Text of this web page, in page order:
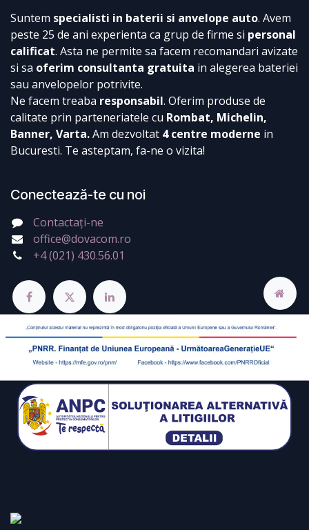
Suntem specialisti in baterii si anvelope auto. Avem
peste 25 de ani experienta ca grup de firme si personal
calificat. Asta ne permite sa facem recomandari avizate
si sa oferim consultanta gratuita in alegerea bateriei
sau anvelopelor potrivite.
Ne facem treaba responsabil. Oferim produse de
calitate prin parteneriatele cu Rombat, Michelin,
Banner, Varta.Am dezvoltat 4 centre moderne in
Bucuresti. Te asteptam, fa-ne o vizita!
Conectează-te cu noi
Contactați-ne
office@dovacom.ro
+4 (021) 430.56.01